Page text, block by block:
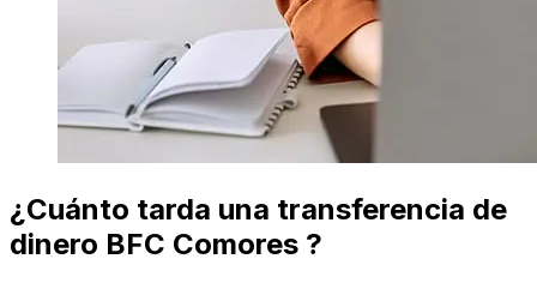
¿Cuánto tarda una transferencia de
dinero BFC Comores ?